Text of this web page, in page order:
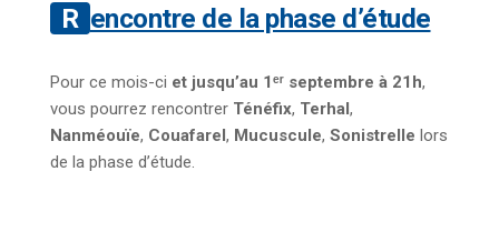
Rencontre de la phase d’étude
Pour ce mois-ci et jusqu’au 1ᵉʳ septembre à 21h,
vous pourrez rencontrer Ténéfix, Terhal,
Nanméouïe, Couafarel, Mucuscule, Sonistrelle lors
de la phase d’étude.